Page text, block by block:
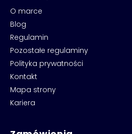
O marce
Blog
Regulamin
Pozostałe regulaminy
Polityka prywatności
Kontakt
Mapa strony
Kariera